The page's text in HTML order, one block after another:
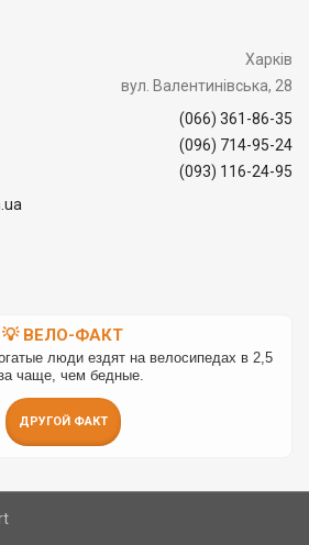
Харків
вул. Валентинівська, 28
(066) 361-86-35
(096) 714-95-24
(093) 116-24-95
💡 ВЕЛО-ФАКТ
люди ездят на велосипедах в 2,5
чаще, чем бедные.
ДРУГОЙ ФАКТ